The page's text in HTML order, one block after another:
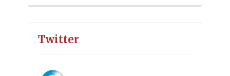
Twitter